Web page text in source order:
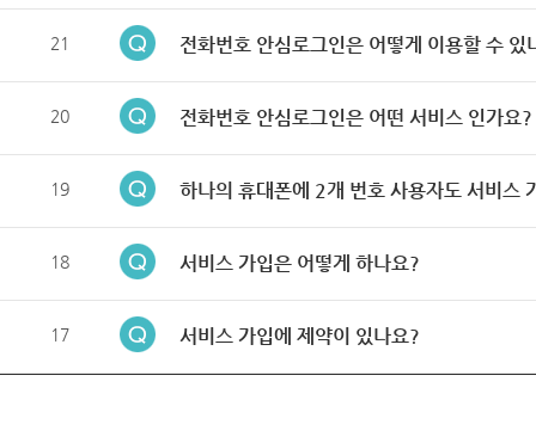
21 전화번호 안심로그인은 어떻게 이용할 수 있
20 전화번호 안심로그인은 어떤 서비스 인가요?
19 하나의 휴대폰에 2개 번호 사용자도 서비스
18 서비스 가입은 어떻게 하나요?
17 서비스 가입에 제약이 있나요?